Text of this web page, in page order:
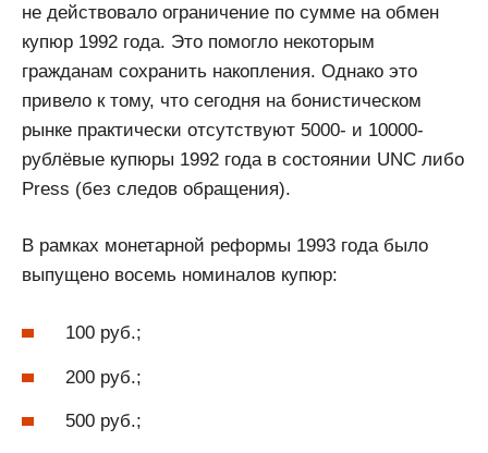
не действовало ограничение по сумме на обмен
купюр 1992 года. Это помогло некоторым
гражданам сохранить накопления. Однако это
привело к тому, что сегодня на бонистическом
рынке практически отсутствуют 5000- и 10000-
рублёвые купюры 1992 года в состоянии UNC либо
Press (без следов обращения).
В рамках монетарной реформы 1993 года было
выпущено восемь номиналов купюр:
100 руб.;
200 руб.;
500 руб.;